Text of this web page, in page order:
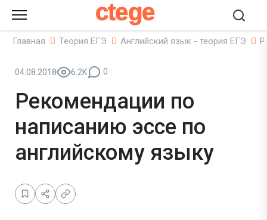
ctege
Главная Теория ЕГЭ Английский язык - теория ЕГЭ
04.08.2018 6.2K 0
Рекомендации по
написанию эссе по
английскому языку